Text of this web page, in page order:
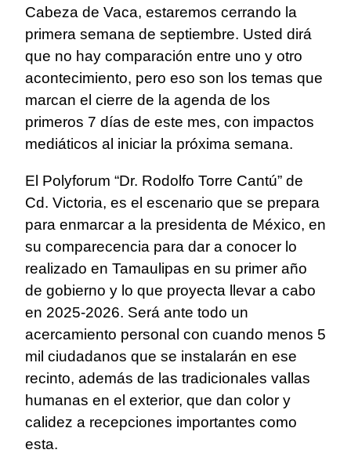
Cabeza de Vaca, estaremos cerrando la
primera semana de septiembre. Usted dirá
que no hay comparación entre uno y otro
acontecimiento, pero eso son los temas que
marcan el cierre de la agenda de los
primeros 7 días de este mes, con impactos
mediáticos al iniciar la próxima semana.
El Polyforum “Dr. Rodolfo Torre Cantú” de
Cd. Victoria, es el escenario que se prepara
para enmarcar a la presidenta de México, en
su comparecencia para dar a conocer lo
realizado en Tamaulipas en su primer año
de gobierno y lo que proyecta llevar a cabo
en 2025-2026. Será ante todo un
acercamiento personal con cuando menos 5
mil ciudadanos que se instalarán en ese
recinto, además de las tradicionales vallas
humanas en el exterior, que dan color y
calidez a recepciones importantes como
esta.